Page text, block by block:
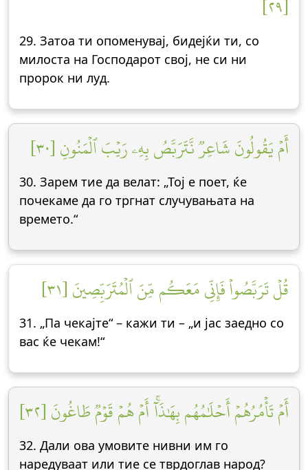
[٢٩]
29. Затоа ти опоменувај, бидејќи ти, со
милоста на Господарот свој, не си ни
пророк ни луд.
أَمۡ يَقُولُونَ شَاعِرٞ نَّتَرَبَّصُ بِهِۦ رَيۡبَ ٱلۡمَنُونِ [٣٠]
30. Зарем тие да велат: „Тој е поет, ќе
почекаме да го тргнат случувањата на
времето.“
قُلۡ تَرَبَّصُواْ فَإِنِّي مَعَكُم مِّنَ ٱلۡمُتَرَبِّصِينَ [٣١]
31. „Па чекајте“ – кажи ти – „и јас заедно со
вас ќе чекам!“
أَمۡ تَأۡمُرُهُمۡ أَحۡلَٰمُهُم بِهَٰذَآۚ أَمۡ هُمۡ قَوۡمٞ طَاغُونَ [٣٢]
32. Дали ова умовите нивни им го
наредуваат или тие се тврдоглав народ?